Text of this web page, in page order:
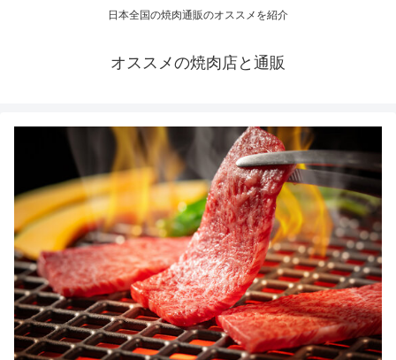
日本全国の焼肉通販のオススメを紹介
オススメの焼肉店と通販